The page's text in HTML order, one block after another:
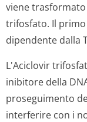
viene
trifosfato. Il
dipendente dalla
L'Aciclovir
inibitore della
proseguimento
interferire con i